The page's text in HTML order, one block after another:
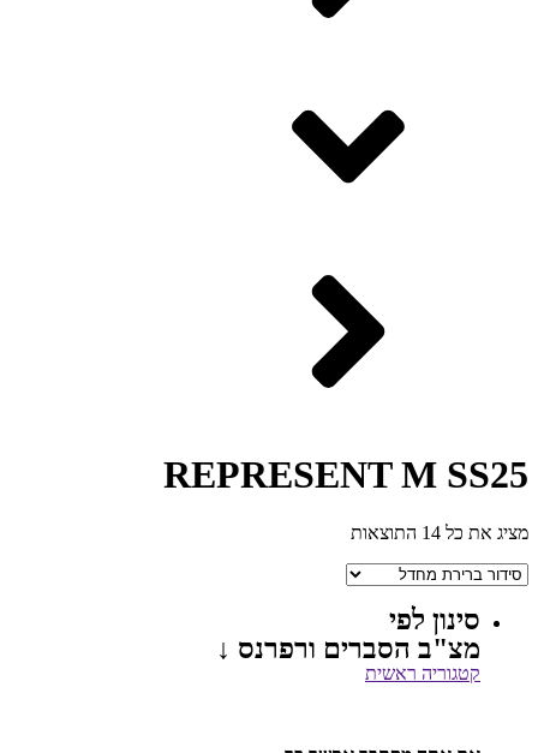
REPRESENT M SS25
מציג את כל 14 התוצאות
סינון לפי
מצ"ב הסברים ורפרנס ↓
קטגוריה ראשית